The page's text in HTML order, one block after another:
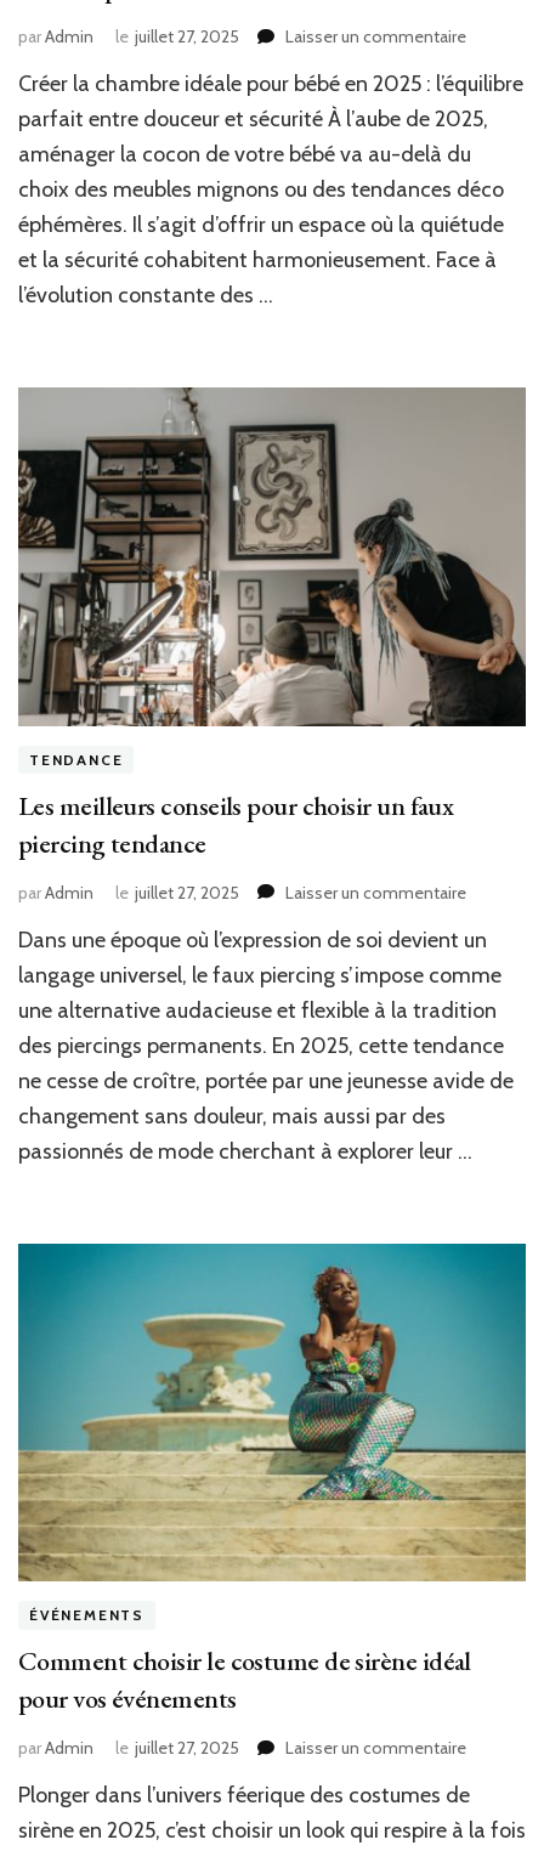
parAdmin le juillet 27, 2025 Laisser un commentairesur
confort
et
pour
bébé
conseils
pour
Créer la chambre idéale pour bébé en 2025 : l’équilibre
parfait entre douceur et sécurité À l’aube de 2025,
aménager la cocon de votre bébé va au-delà du
choix des meubles mignons ou des tendances déco
éphémères. Il s’agit d’offrir un espace où la quiétude
et la sécurité cohabitent harmonieusement. Face à
l’évolution constante des …
TENDANCE
Les meilleurs conseils pour choisir un faux
piercing tendance
parAdmin le juillet 27, 2025 Laisser un commentairesur
meilleurs
conseils
choisir
un
faux
piercing
Dans une époque où l’expression de soi devient un
langage universel, le faux piercing s’impose comme
une alternative audacieuse et flexible à la tradition
des piercings permanents. En 2025, cette tendance
ne cesse de croître, portée par une jeunesse avide de
changement sans douleur, mais aussi par des
passionnés de mode cherchant à explorer leur …
ÉVÉNEMENTS
Comment choisir le costume de sirène idéal
pour vos événements
parAdmin le juillet 27, 2025 Laisser un commentairesur
choisir
le
Plonger dans l’univers féerique des costumes de
sirène en 2025, c’est choisir un look qui respire à la fois